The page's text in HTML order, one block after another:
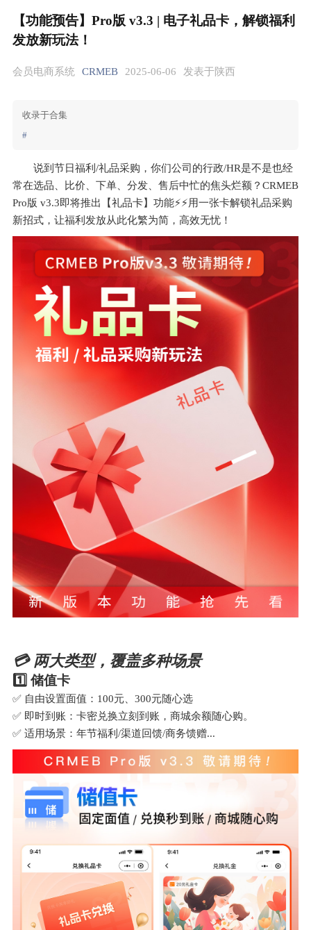
【功能预告】Pro版 v3.3 | 电子礼品卡，解锁福利
发放新玩法！
会员电商系统 CRMEB 2025-06-06 发表于陕西
收录于合集
#
说到节日福利/礼品采购，你们公司的行政/HR是不是也经
常在选品、比价、下单、分发、售后中忙的焦头烂额？CRMEB
Pro版 v3.3即将推出【礼品卡】功能⚡️⚡️用一张卡解锁礼品采购
新招式，让福利发放从此化繁为简，高效无忧！
💳 两大类型，覆盖多种场景
1️⃣ 储值卡
✅ 自由设置面值：100元、300元随心选
✅ 即时到账：卡密兑换立刻到账，商城余额随心购。
✅ 适用场景：年节福利/渠道回馈/商务馈赠...